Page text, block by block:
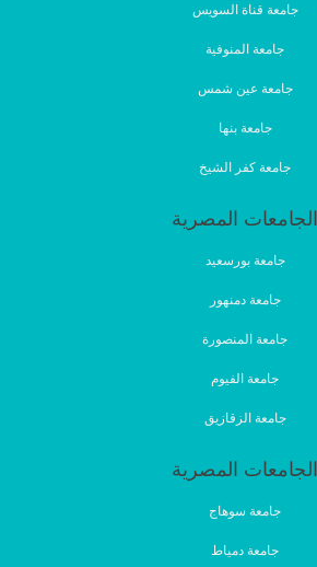
جامعة قناة السويس
جامعة المنوفية
جامعة عين شمس
جامعة بنها
جامعة كفر الشيخ
الجامعات المصرية
جامعة بورسعيد
جامعة دمنهور
جامعة المنصورة
جامعة الفيوم
جامعة الزقازيق
الجامعات المصرية
جامعة سوهاج
جامعة دمياط